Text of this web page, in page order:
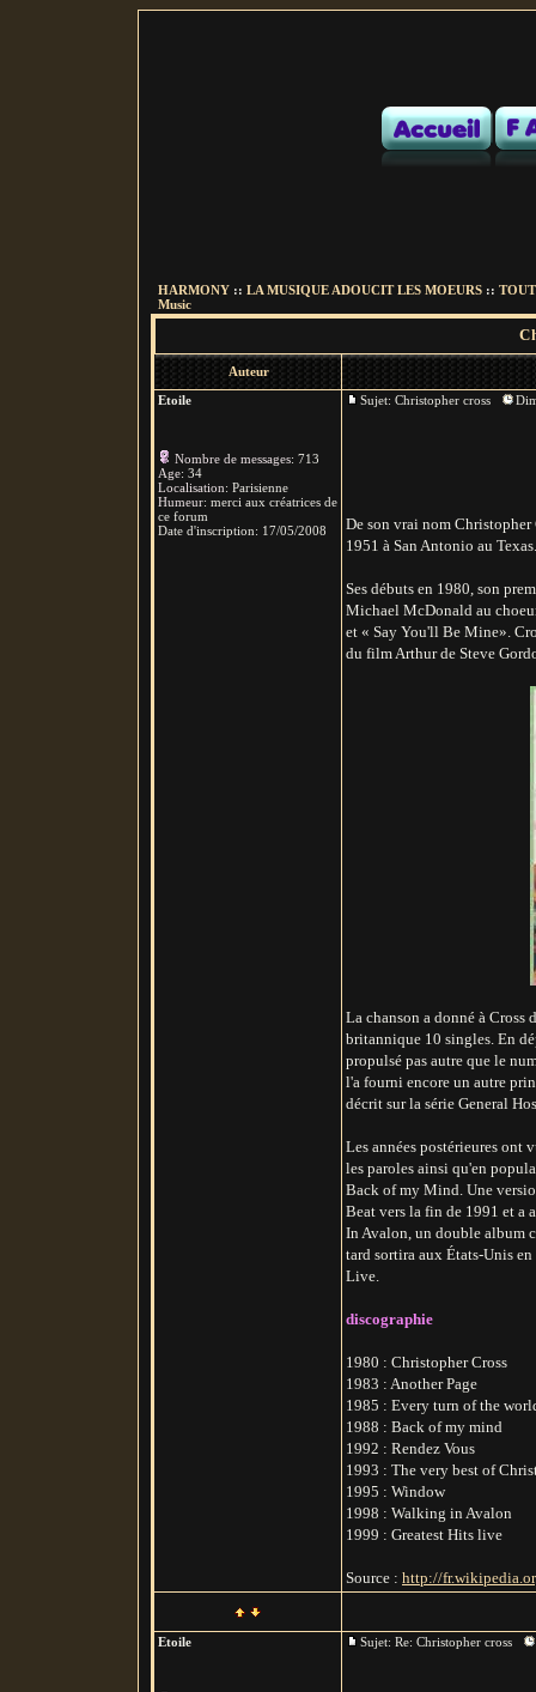
HARMONY :: LA MUSIQUE ADOUCIT LES MOEURS ::
Music
Auteur
Etoile
Nombre de messages: 713
Age: 34
Localisation: Parisienne
Humeur: merci aux créatrices de
ce forum
Date d'inscription: 17/05/2008
Sujet: Christopher cross
De son vrai nom Christopher
1951 à San Antonio au Texas.
Ses débuts en 1980, son
Michael McDonald au
et « Say You'll Be Mine».
du film Arthur de Steve
La chanson a donné à Cross
britannique 10 singles. En
propulsé pas autre que le
l'a fourni encore un autre
décrit sur la série General
Les années postérieures ont
les paroles ainsi qu'en
Back of my Mind. Une
Beat vers la fin de 1991 et
In Avalon, un double album
tard sortira aux États-Unis
Live.
discographie
1980 : Christopher Cross
1983 : Another Page
1985 : Every turn of the
1988 : Back of my mind
1992 : Rendez Vous
1993 : The very best of
1995 : Window
1998 : Walking in Avalon
1999 : Greatest Hits live
Source : http://
Etoile Sujet: Re: Christopher cross